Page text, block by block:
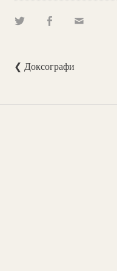
❮ Доксографи